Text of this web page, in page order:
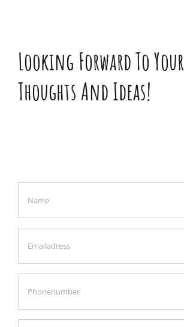
Looking Forward To Your
Thoughts And Ideas!